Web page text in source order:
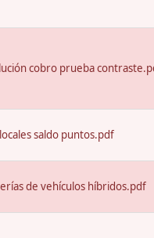
cobro prueba
saldo puntos.pdf
de vehículos híbridos.pdf